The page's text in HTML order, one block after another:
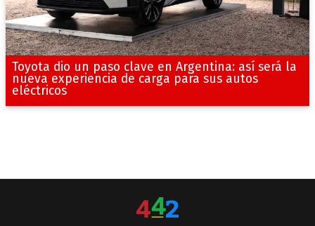
Toyota dio un paso clave en Argentina: así será la
nueva experiencia de carga para sus autos
eléctricos